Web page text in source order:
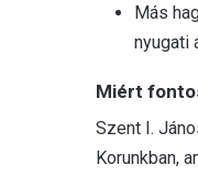
Más
nyugati
Miért
Szent I.
Korunkban,